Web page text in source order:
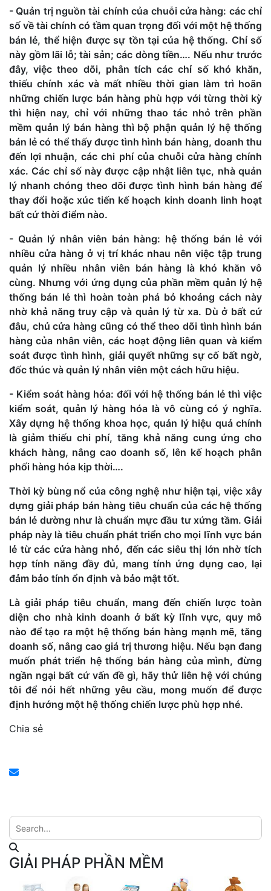
- Quản trị nguồn tài chính của chuỗi cửa hàng: các chỉ
số về tài chính có tầm quan trọng đối với một hệ thống
bán lẻ, thể hiện được sự tồn tại của hệ thống. Chỉ số
này gồm lãi lỗ; tài sản; các dòng tiền…. Nếu như trước
đây, việc theo dõi, phân tích các chỉ số khó khăn,
thiếu chính xác và mất nhiều thời gian làm trì hoãn
những chiến lược bán hàng phù hợp với từng thời kỳ
thì hiện nay, chỉ với những thao tác nhỏ trên phần
mềm quản lý bán hàng thì bộ phận quản lý hệ thống
bán lẻ có thể thấy được tình hình bán hàng, doanh thu
đến lợi nhuận, các chi phí của chuỗi cửa hàng chính
xác. Các chỉ số này được cập nhật liên tục, nhà quản
lý nhanh chóng theo dõi được tình hình bán hàng để
thay đổi hoặc xúc tiến kế hoạch kinh doanh linh hoạt
bất cứ thời điểm nào.
- Quản lý nhân viên bán hàng: hệ thống bán lẻ với
nhiều cửa hàng ở vị trí khác nhau nên việc tập trung
quản lý nhiều nhân viên bán hàng là khó khăn vô
cùng. Nhưng với ứng dụng của phần mềm quản lý hệ
thống bán lẻ thì hoàn toàn phá bỏ khoảng cách này
nhờ khả năng truy cập và quản lý từ xa. Dù ở bất cứ
đâu, chủ cửa hàng cũng có thể theo dõi tình hình bán
hàng của nhân viên, các hoạt động liên quan và kiểm
soát được tình hình, giải quyết những sự cố bất ngờ,
đốc thúc và quản lý nhân viên một cách hữu hiệu.
- Kiểm soát hàng hóa: đối với hệ thống bán lẻ thì việc
kiểm soát, quản lý hàng hóa là vô cùng có ý nghĩa.
Xây dựng hệ thống khoa học, quản lý hiệu quả chính
là giảm thiếu chi phí, tăng khả năng cung ứng cho
khách hàng, nâng cao doanh số, lên kế hoạch phân
phối hàng hóa kịp thời….
Thời kỳ bùng nổ của công nghệ như hiện tại, việc xây
dựng giải pháp bán hàng tiêu chuẩn của các hệ thống
bán lẻ dường như là chuẩn mực đầu tư xứng tầm. Giải
pháp này là tiêu chuẩn phát triển cho mọi lĩnh vực bán
lẻ từ các cửa hàng nhỏ, đến các siêu thị lớn nhờ tích
hợp tính năng đầy đủ, mang tính ứng dụng cao, lại
đảm bảo tính ổn định và bảo mật tốt.
Là giải pháp tiêu chuẩn, mang đến chiến lược toàn
diện cho nhà kinh doanh ở bất kỳ lĩnh vực, quy mô
nào để tạo ra một hệ thống bán hàng mạnh mẽ, tăng
doanh số, nâng cao giá trị thương hiệu. Nếu bạn đang
muốn phát triển hệ thống bán hàng của mình, đừng
ngần ngại bất cứ vấn đề gì, hãy thử liên hệ với chúng
tôi để nói hết những yêu cầu, mong muốn để được
định hướng một hệ thống chiến lược phù hợp nhé.
Chia sẻ
GIẢI PHÁP PHẦN MỀM